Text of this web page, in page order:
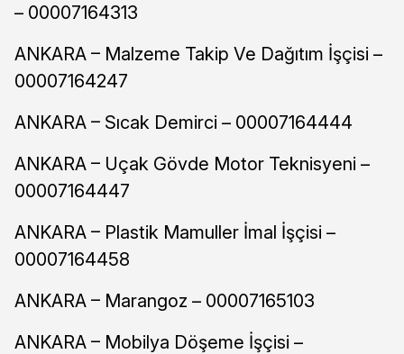
– 00007164313
ANKARA – Malzeme Takip Ve Dağıtım İşçisi –
00007164247
ANKARA – Sıcak Demirci – 00007164444
ANKARA – Uçak Gövde Motor Teknisyeni –
00007164447
ANKARA – Plastik Mamuller İmal İşçisi –
00007164458
ANKARA – Marangoz – 00007165103
ANKARA – Mobilya Döşeme İşçisi –